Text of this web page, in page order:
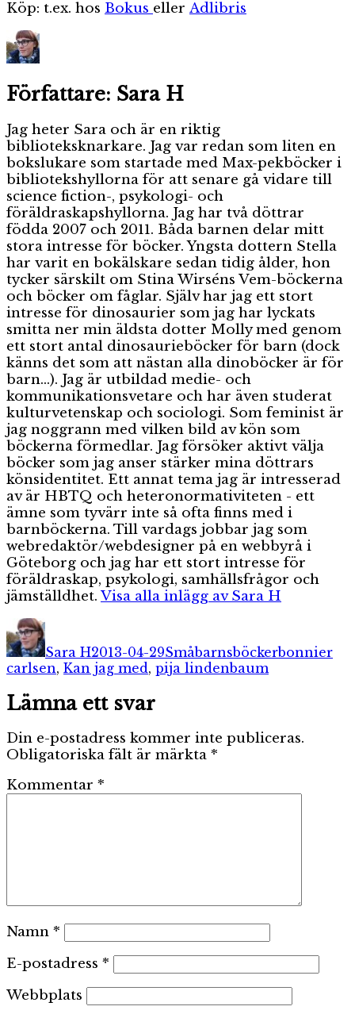
Köp: t.ex. hos Bokus eller Adlibris
Författare: Sara H
Jag heter Sara och är en riktig
biblioteksknarkare. Jag var redan som liten en
bokslukare som startade med Max-pekböcker i
bibliotekshyllorna för att senare gå vidare till
science fiction-, psykologi- och
föräldraskapshyllorna. Jag har två döttrar
födda 2007 och 2011. Båda barnen delar mitt
stora intresse för böcker. Yngsta dottern Stella
har varit en bokälskare sedan tidig ålder, hon
tycker särskilt om Stina Wirséns Vem-böckerna
och böcker om fåglar. Själv har jag ett stort
intresse för dinosaurier som jag har lyckats
smitta ner min äldsta dotter Molly med genom
ett stort antal dinosaurieböcker för barn (dock
känns det som att nästan alla dinoböcker är för
barn...). Jag är utbildad medie- och
kommunikationsvetare och har även studerat
kulturvetenskap och sociologi. Som feminist är
jag noggrann med vilken bild av kön som
böckerna förmedlar. Jag försöker aktivt välja
böcker som jag anser stärker mina döttrars
könsidentitet. Ett annat tema jag är intresserad
av är HBTQ och heteronormativiteten - ett
ämne som tyvärr inte så ofta finns med i
barnböckerna. Till vardags jobbar jag som
webredaktör/webdesigner på en webbyrå i
Göteborg och jag har ett stort intresse för
föräldraskap, psykologi, samhällsfrågor och
jämställdhet. Visa alla inlägg av Sara H
Författare
Sara H2013-04-29Småbarnsböckerbonnier
carlsen, Kan jag med, pija lindenbaum
Lämna ett svar
Din e-postadress kommer inte publiceras.
Obligatoriska fält är märkta *
Kommentar *
Namn *
E-postadress *
Webbplats